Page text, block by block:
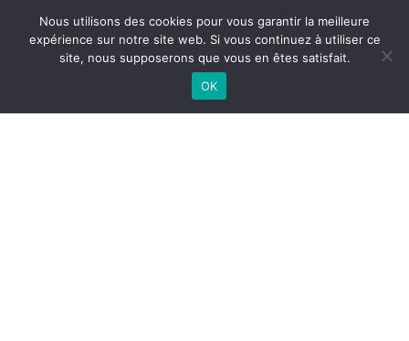
Trouver un géobiologue Professionnel
Lexique de géobiologie pour tous
Nous utilisons des cookies pour vous garantir la meilleure
expérience sur notre site web. Si vous continuez à utiliser ce
site, nous supposerons que vous en êtes satisfait.
OK